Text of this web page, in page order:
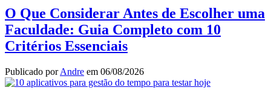
O Que Considerar Antes de Escolher uma
Faculdade: Guia Completo com 10
Critérios Essenciais
Publicado porAndre em 06/08/2026